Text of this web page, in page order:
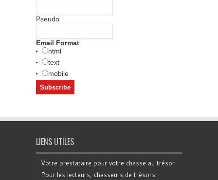
Pseudo
Email Format
html
text
mobile
LIENS UTILES
Votre prestataire pour votre chasse au trésor
Pour les lecteurs, chasseurs de trésorsr